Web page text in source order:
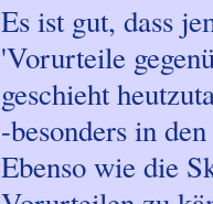
Es ist gut, dass
'Vorurteile
geschieht
-besonders in
Ebenso wie die